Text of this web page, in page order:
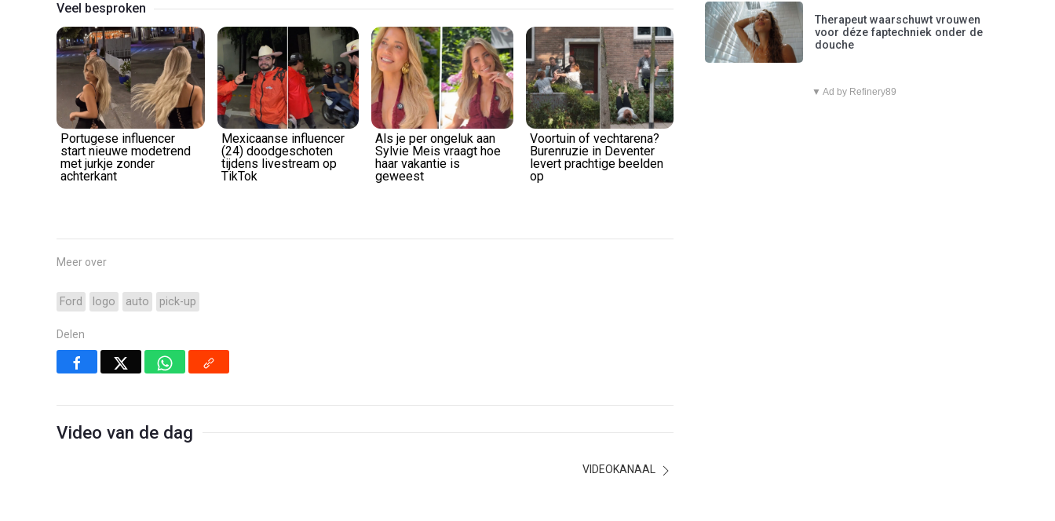
Play
Video
Veel besproken
Portugese influencer
start nieuwe modetrend
met jurkje zonder
achterkant
Mexicaanse influencer
(24) doodgeschoten
tijdens livestream op
TikTok
Als je per ongeluk aan
Sylvie Meis vraagt hoe
haar vakantie is
geweest
Voortuin of vechtarena?
Burenruzie in Deventer
levert prachtige beelden
op
Meer over
Ford logo auto pick-up
Delen
Video van de dag
VIDEOKANAAL
Therapeut waarschuwt vrouwen
voor déze faptechniek onder de
douche
▼ Ad by Refinery89